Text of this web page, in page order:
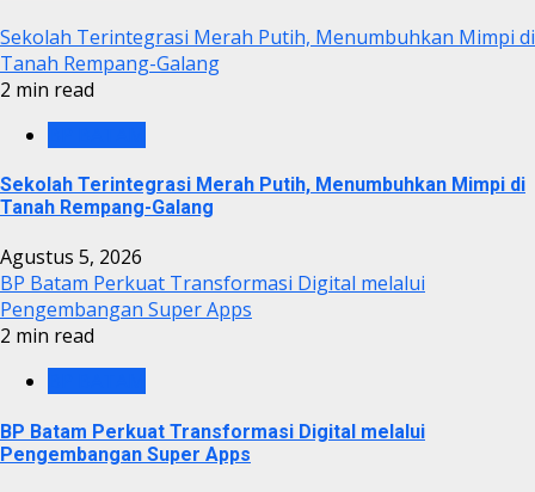
Sekolah Terintegrasi Merah Putih, Menumbuhkan Mimpi di
Tanah Rempang-Galang
2 min read
Sekolah Terintegrasi Merah Putih, Menumbuhkan Mimpi di
Tanah Rempang-Galang
Agustus 5, 2026
BP Batam Perkuat Transformasi Digital melalui
Pengembangan Super Apps
2 min read
BP Batam Perkuat Transformasi Digital melalui
Pengembangan Super Apps